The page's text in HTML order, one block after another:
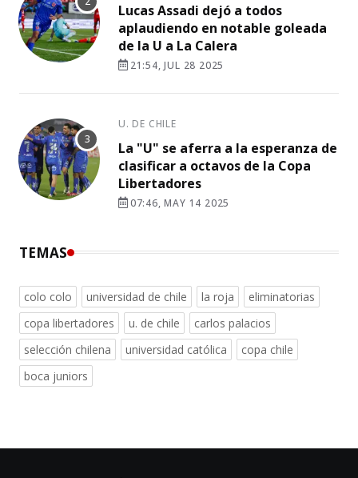
Lucas Assadi dejó a todos
aplaudiendo en notable goleada
de la U a La Calera
21:54, JUL 28 2025
U. DE CHILE
La "U" se aferra a la esperanza de
clasificar a octavos de la Copa
Libertadores
07:46, MAY 14 2025
TEMAS
colo colo universidad de chile la roja
eliminatorias
copa libertadores
u. de chile
carlos palacios
selección chilena
universidad católica
copa chile
boca juniors